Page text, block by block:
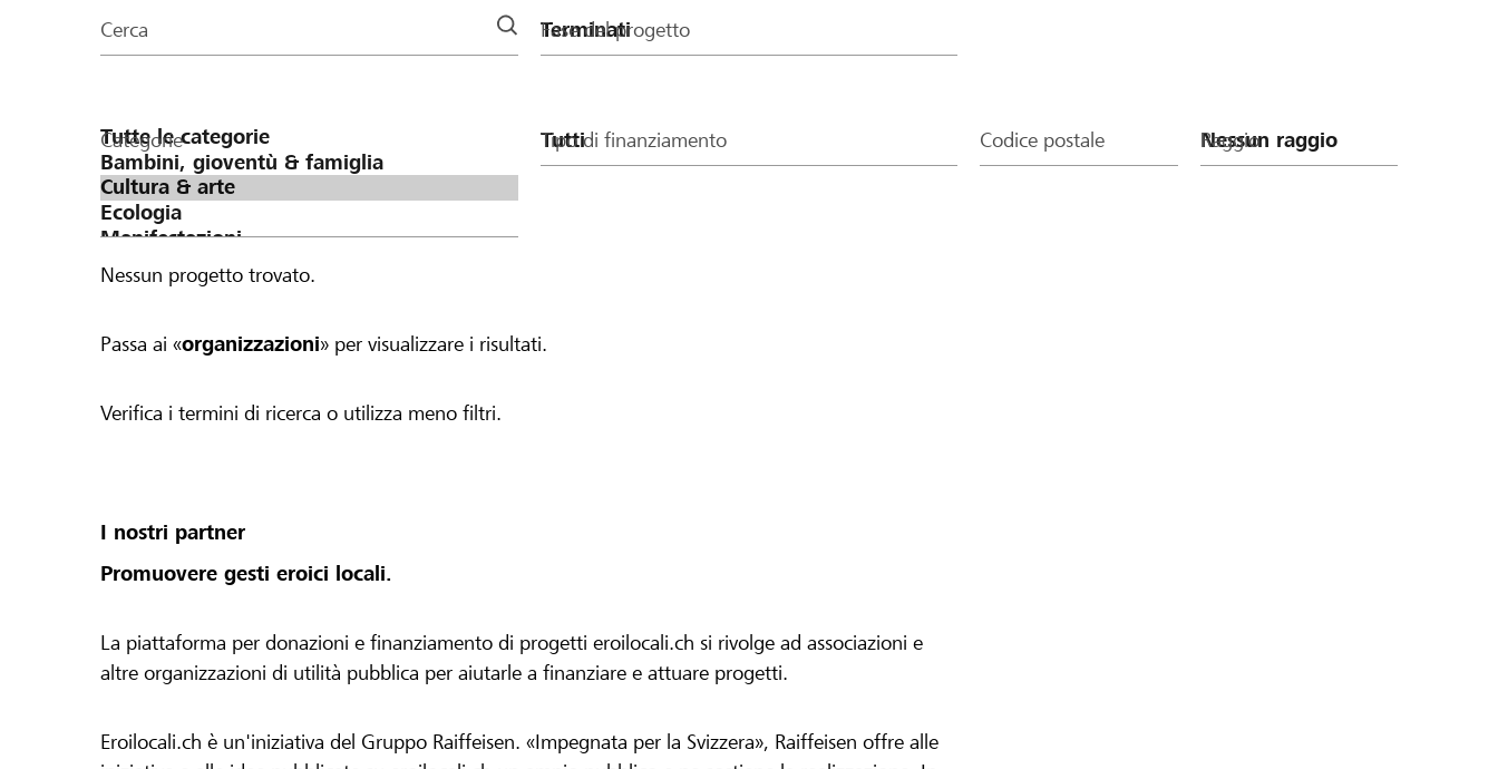
della
Cerca Fase del progetto
Categorie Tipo di finanziamento Codice postale Raggio
Nessun progetto trovato.
Passa ai «organizzazioni» per visualizzare i risultati.
Verifica i termini di ricerca o utilizza meno filtri.
I nostri partner
Promuovere gesti eroici locali.
La piattaforma per donazioni e finanziamento di progetti eroilocali.ch si rivolge ad associazioni e
altre organizzazioni di utilità pubblica per aiutarle a finanziare e attuare progetti.
Eroilocali.ch è un'iniziativa del Gruppo Raiffeisen. «Impegnata per la Svizzera», Raiffeisen offre alle